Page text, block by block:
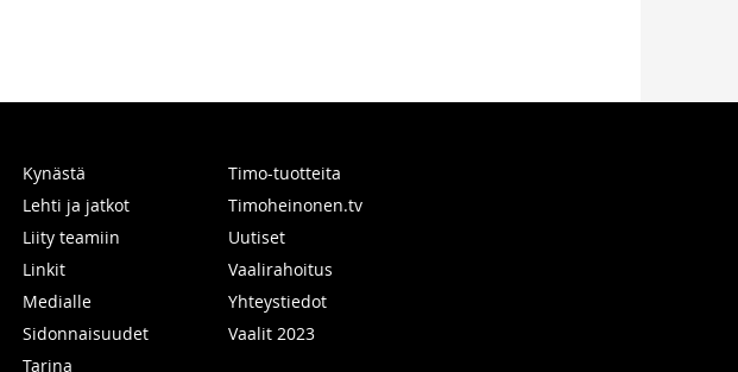
Kynästä
Lehti ja jatkot
Liity teamiin
Linkit
Medialle
Sidonnaisuudet
Tarina
Timo-tuotteita
Timoheinonen.tv
Uutiset
Vaalirahoitus
Yhteystiedot
Vaalit 2023